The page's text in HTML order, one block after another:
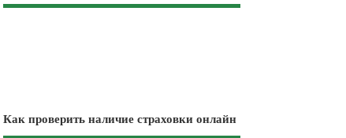
Как проверить наличие страховки онлайн